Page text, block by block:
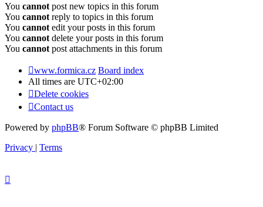
You cannot post new topics in this forum
You cannot reply to topics in this forum
You cannot edit your posts in this forum
You cannot delete your posts in this forum
You cannot post attachments in this forum
www.formica.cz Board index
All times are UTC+02:00
Delete cookies
Contact us
Powered by phpBB® Forum Software © phpBB Limited
Privacy | Terms